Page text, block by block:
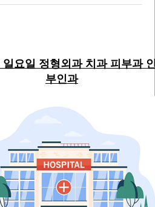
일요일 정형외과 치과 피부과
부인과